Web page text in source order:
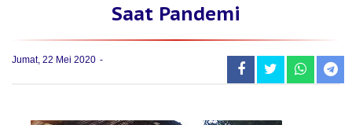
Saat Pandemi
Jumat, 22 Mei 2020